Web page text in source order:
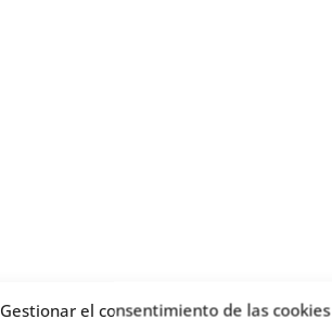
Gestionar el consentimiento de las cookies